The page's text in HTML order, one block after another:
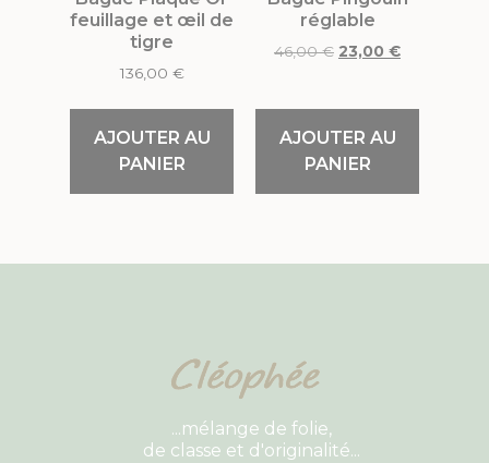
feuillage et œil de
tigre
136,00 €
AJOUTER AU
PANIER
réglable
46,00€ 23,00 €
AJOUTER AU
PANIER
...mélange de folie,
de classe et d'originalité...